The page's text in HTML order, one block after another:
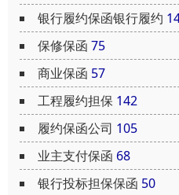
银行履约保函银行履约
保修保函 75
商业保函 57
工程履约担保 142
履约保函公司 105
业主支付保函 68
银行投标担保保函 50